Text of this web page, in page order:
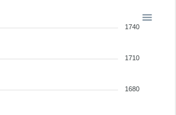
1740
1710
1680